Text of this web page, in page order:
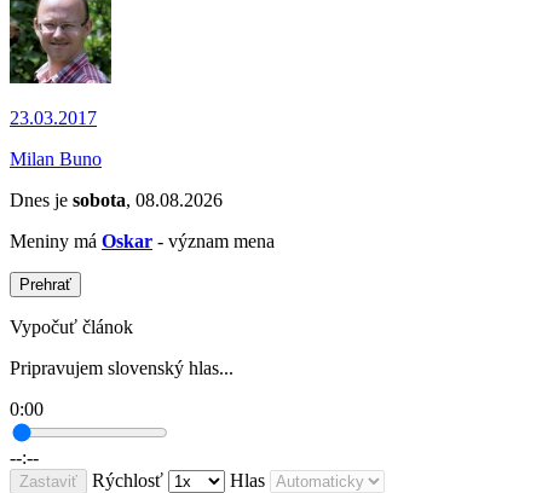
23.03.2017
Milan Buno
Dnes je sobota, 08.08.2026
Meniny má Oskar - význam mena
Prehrať
Vypočuť článok
Pripravujem slovenský hlas...
0:00
--:--
Zastaviť Rýchlosť Hlas